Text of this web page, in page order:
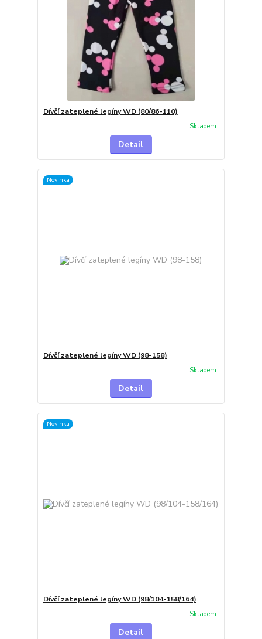
Dívčí zateplené legíny WD (80/86-110)
Skladem
Detail
Novinka
Dívčí zateplené legíny WD (98-158)
Skladem
Detail
Novinka
Dívčí zateplené legíny WD (98/104-158/164)
Skladem
Detail